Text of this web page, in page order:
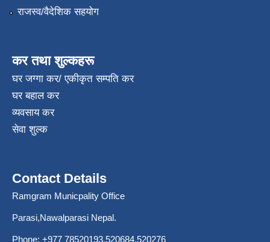
राजस्व/वैदेशिक सहयोग
कर तथा शुल्कहरू
घर जग्गा कर/ एकीकृत सम्पति कर
घर बहाल कर
व्यवसाय कर
सेवा शुल्क
Contact Details
Ramgram Municpality Office
Parasi,Nawalparasi Nepal.
Phone: +977 78520193,520684,520276